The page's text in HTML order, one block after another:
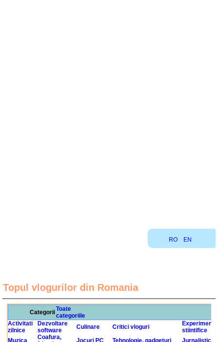
RO EN
Topul vlogurilor din Romania
CategoriiToate
categoriile
Activitati
zilnice
Dezvoltare
software
Culinare Critici vloguri
Experimente
stiintifice
Muzica
Coafura,
Jocuri PC Tehnologie, gadgeturi
Jurnalistica